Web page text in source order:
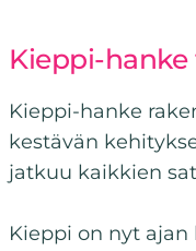
Kieppi-
Kieppi-hanke
kestävän
jatkuu kaikkien
Kieppi on nyt